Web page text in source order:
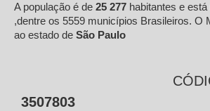
A população é de 25 277 habitantes e está
,dentre os 5559 municípios Brasileiros. O
ao estado de São Paulo
3507803